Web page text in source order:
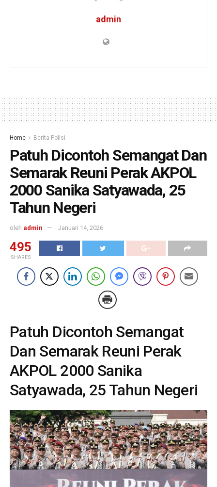
admin
Home Berita Polisi
Patuh Dicontoh Semangat Dan
Semarak Reuni Perak AKPOL
2000 Sanika Satyawada, 25
Tahun Negeri
oleh admin Januari 14, 2026
495
SHARES
Patuh Dicontoh Semangat
Dan Semarak Reuni Perak
AKPOL 2000 Sanika
Satyawada, 25 Tahun Negeri